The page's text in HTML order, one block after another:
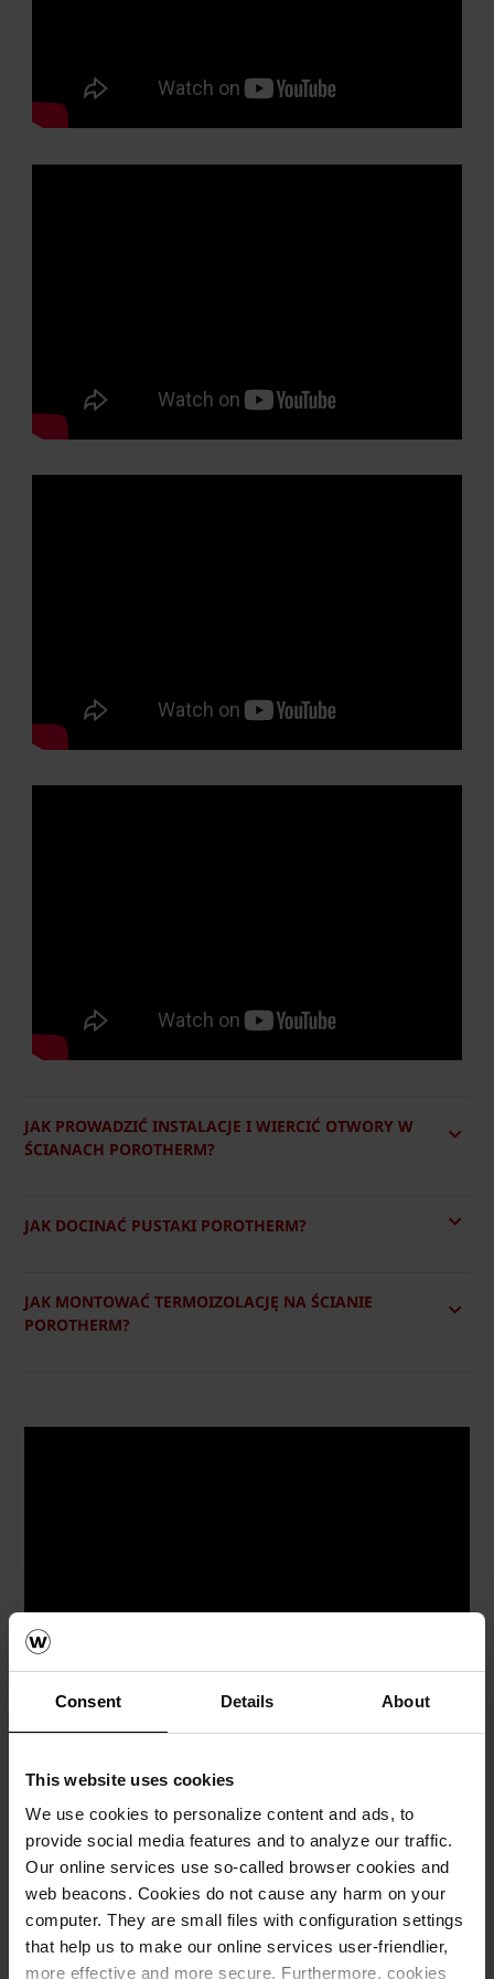
Consent Details About
This website uses cookies
We use cookies to personalize content and ads, to
provide social media features and to analyze our traffic.
Our online services use so-called browser cookies and
web beacons. Cookies do not cause any harm on your
computer. They are small files with configuration settings
that help us to make our online services user-friendlier,
more effective and more secure. Furthermore, cookies
JAK PROWADZIĆ INSTALACJE I WIERCIĆ OTWORY W
ŚCIANACH POROTHERM?
JAK DOCINAĆ PUSTAKI POROTHERM?
JAK MONTOWAĆ TERMOIZOLACJĘ NA ŚCIANIE
POROTHERM?
Profi
Zaprawa rekomendowana do murowania ścian w systemie
Porotherm Profi.
Zalety:
cienka spoina - grubość ok. 1 mm
odpowiednie uziarnienie zprawy pozwala na
murowanie cienkich spoin